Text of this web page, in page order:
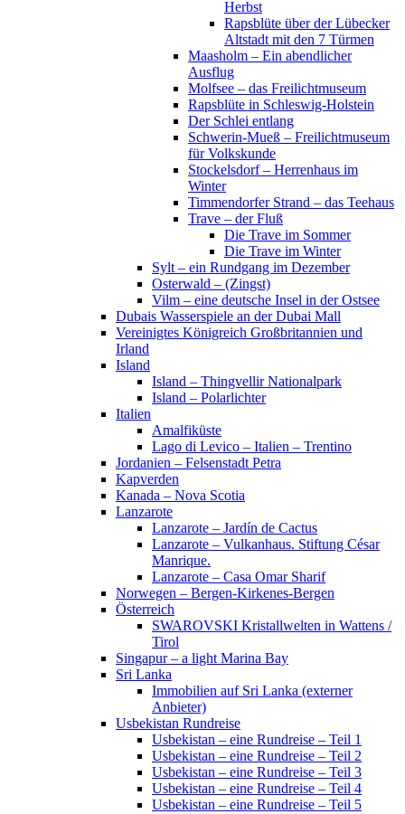
Herbst
Rapsblüte über der Lübecker
Altstadt mit den 7 Türmen
Maasholm – Ein abendlicher
Ausflug
Molfsee – das Freilichtmuseum
Rapsblüte in Schleswig-Holstein
Der Schlei entlang
Schwerin-Mueß – Freilichtmuseum
für Volkskunde
Stockelsdorf – Herrenhaus im
Winter
Timmendorfer Strand – das Teehaus
Trave – der Fluß
Die Trave im Sommer
Die Trave im Winter
Sylt – ein Rundgang im Dezember
Osterwald – (Zingst)
Vilm – eine deutsche Insel in der Ostsee
Dubais Wasserspiele an der Dubai Mall
Vereinigtes Königreich Großbritannien und
Irland
Island
Island – Thingvellir Nationalpark
Island – Polarlichter
Italien
Amalfiküste
Lago di Levico – Italien – Trentino
Jordanien – Felsenstadt Petra
Kapverden
Kanada – Nova Scotia
Lanzarote
Lanzarote – Jardín de Cactus
Lanzarote – Vulkanhaus. Stiftung César
Manrique.
Lanzarote – Casa Omar Sharif
Norwegen – Bergen-Kirkenes-Bergen
Österreich
SWAROVSKI Kristallwelten in Wattens /
Tirol
Singapur – a light Marina Bay
Sri Lanka
Immobilien auf Sri Lanka (externer
Anbieter)
Usbekistan Rundreise
Usbekistan – eine Rundreise – Teil 1
Usbekistan – eine Rundreise – Teil 2
Usbekistan – eine Rundreise – Teil 3
Usbekistan – eine Rundreise – Teil 4
Usbekistan – eine Rundreise – Teil 5